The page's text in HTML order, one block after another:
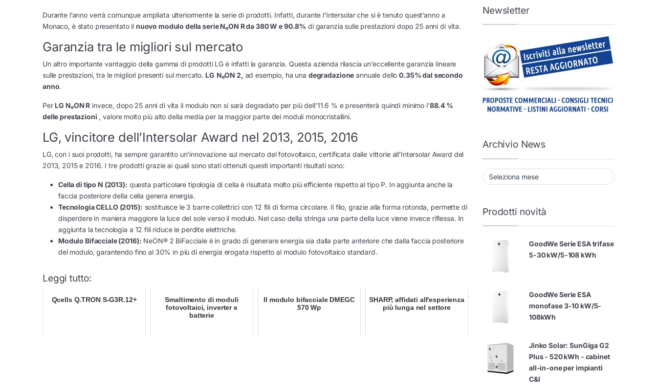
Durante l’anno verrà comunque ampliata ulteriormente la serie di prodotti. Infatti, durante l’Intersolar che si è tenuto quest’anno a
Monaco, è stato presentato il nuovo modulo della serie NeON R da 380 W e 90.8% di garanzia sulle prestazioni dopo 25 anni di vita.
Garanzia tra le migliori sul mercato
Un altro importante vantaggio della gamma di prodotti LG è infatti la garanzia. Questa azienda rilascia un’eccellente garanzia lineare
sulle prestazioni, tra le migliori presenti sul mercato. LG NeON 2, ad esempio, ha una degradazione annuale dello0.35% dal secondo
anno.
Per LG NeON R invece, dopo 25 anni di vita il modulo non si sarà degradato per più dell’11.6 % e presenterà quindi minimo l’88.4 %
delle prestazioni , valore molto più alto della media per la maggior parte dei moduli monocristallini.
LG, vincitore dell’Intersolar Award nel 2013, 2015, 2016
LG, con i suoi prodotti, ha sempre garantito un’innovazione sul mercato del fotovoltaico, certificata dalle vittorie all’Intersolar Award del
2013, 2015 e 2016. I tre prodotti grazie ai quali sono stati ottenuti questi importanti risultati sono:
Cella di tipo N (2013): questa particolare tipologia di cella è risultata molto più efficiente rispetto al tipo P. In aggiunta anche la
faccia posteriore della cella genera energia.
Tecnologia CELLO (2015): sostituisce le 3 barre collettrici con 12 fili di forma circolare. Il filo, grazie alla forma rotonda, permette di
disperdere in maniera maggiore la luce del sole verso il modulo. Nel caso della stringa una parte della luce viene invece riflessa. In
aggiunta la tecnologia a 12 fili riduce le perdite elettriche.
Modulo Bifacciale (2016): NeON® 2 BiFacciale è in grado di generare energia sia dalla parte anteriore che dalla faccia posteriore
del modulo, garantendo fino al 30% in più di energia erogata rispetto al modulo fotovoltaico standard.
Leggi tutto:
Qcells Q.TRON S-G3R.12+
Smaltimento di moduli
fotovoltaici, inverter e
batterie
Il modulo bifacciale DMEGC
570 Wp
SHARP, affidati all'esperienza
più lunga nel settore
Newsletter
Archivio News
Archivio News
Prodotti novità
GoodWe Serie ESA trifase
5-30 kW/5-108 kWh
GoodWe Serie ESA
monofase 3-10 kW/5-
108kWh
Jinko Solar: SunGiga G2
Plus - 520 kWh - cabinet
all-in-one per impianti
C&I